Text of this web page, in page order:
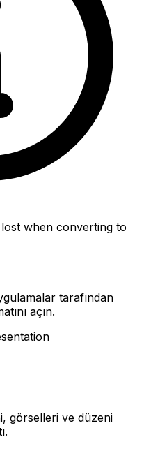
when converting to
tarafından
açın.
görselleri ve düzeni